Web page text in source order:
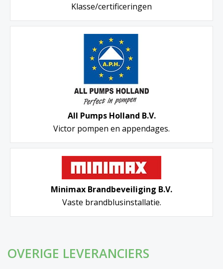
Klasse/certificeringen
All Pumps Holland B.V.
Victor pompen en appendages.
Minimax Brandbeveiliging B.V.
Vaste brandblusinstallatie.
OVERIGE LEVERANCIERS